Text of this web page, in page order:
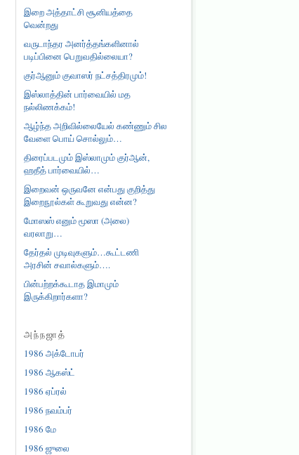
இறை அத்தாட்சி சூனியத்தை
வென்றது
வருடாந்தர அனர்த்தங்களினால்
படிப்பினை பெறுவதில்லையா?
குர்ஆனும் குவாஸர் நட்சத்திரமும்!
இஸ்லாத்தின் பார்வையில் மத
நல்லிணக்கம்!
ஆழ்ந்த அறிவில்லையேல் கண்ணும் சில
வேளை பொய் சொல்லும்…
திரைப்படமும் இஸ்லாமும் குர்ஆன்,
ஹதீத் பார்வையில்…
இறைவன் ஒருவனே என்பது குறித்து
இறைநூல்கள் கூறுவது என்ன?
மோஸஸ் எனும் மூஸா (அலை)
வரலாறு…
தேர்தல் முடிவுகளும்…கூட்டணி
அரசின் சவால்களும்….
பின்பற்றக்கூடாத இமாமும்
இருக்கிறார்களா?
அந்நஜாத்
1986 அக்டோபர்
1986 ஆகஸ்ட்
1986 ஏப்ரல்
1986 நவம்பர்
1986 மே
1986 ஜுலை